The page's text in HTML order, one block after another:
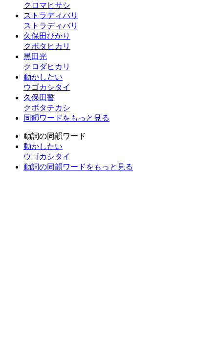
クロマヒサシ
ストラディバリ
ストラディバリ
久保田ひかり
クボタヒカリ
黒田光
クロダヒカリ
動かしたい
ウゴカシタイ
久保田誓
クボタチカシ
同韻ワードをもっと見る
動詞の同韻ワード
動かしたい
ウゴカシタイ
動詞の同韻ワードをもっと見る